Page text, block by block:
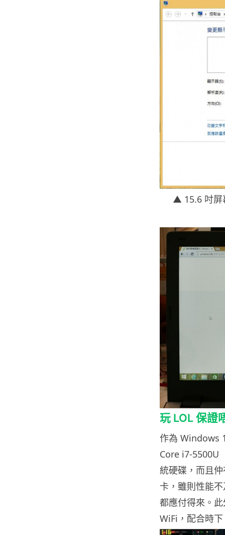
▲ 15.6 吋屏
玩 LOL 保證
作為 Windows
Core i7-5500U
統硬碟，而且
卡，雖則性能
都應付得來。
WiFi，配合時